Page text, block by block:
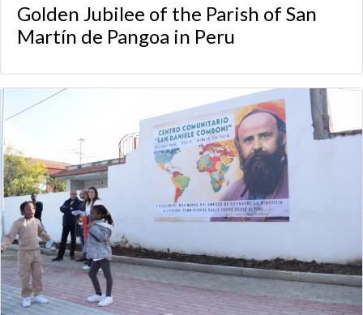
Golden Jubilee of the Parish of San
Martín de Pangoa in Peru